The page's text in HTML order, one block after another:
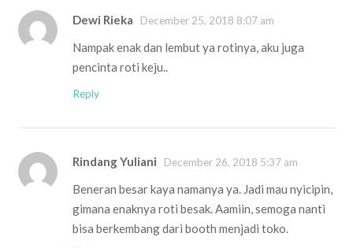
Dewi Rieka December 25, 2018 8:07 am
Nampak enak dan lembut ya rotinya, aku juga
pencinta roti keju..
Reply
Rindang Yuliani December 26, 2018 5:37 am
Beneran besar kaya namanya ya. Jadi mau nyicipin,
gimana enaknya roti besak. Aamiin, semoga nanti
bisa berkembang dari booth menjadi toko.